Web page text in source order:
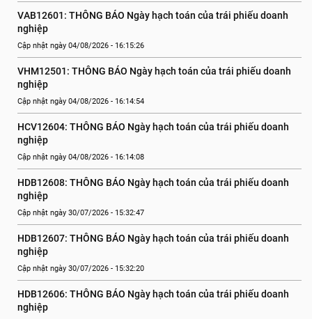
VAB12601: THÔNG BÁO Ngày hạch toán của trái phiếu doanh
nghiệp
Cập nhật ngày 04/08/2026 - 16:15:26
VHM12501: THÔNG BÁO Ngày hạch toán của trái phiếu doanh
nghiệp
Cập nhật ngày 04/08/2026 - 16:14:54
HCV12604: THÔNG BÁO Ngày hạch toán của trái phiếu doanh
nghiệp
Cập nhật ngày 04/08/2026 - 16:14:08
HDB12608: THÔNG BÁO Ngày hạch toán của trái phiếu doanh
nghiệp
Cập nhật ngày 30/07/2026 - 15:32:47
HDB12607: THÔNG BÁO Ngày hạch toán của trái phiếu doanh
nghiệp
Cập nhật ngày 30/07/2026 - 15:32:20
HDB12606: THÔNG BÁO Ngày hạch toán của trái phiếu doanh
nghiệp